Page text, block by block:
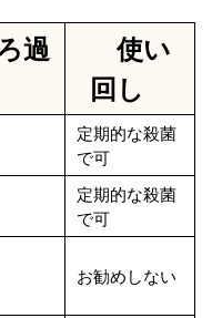
過
使い
回し
定期的な殺菌
で可
定期的な殺菌
で可
お勧めしない